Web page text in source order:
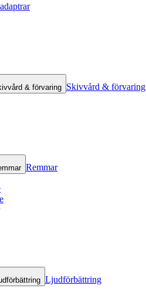
& förvaring Skivvård & förvaring
Remmar
Ljudförbättring